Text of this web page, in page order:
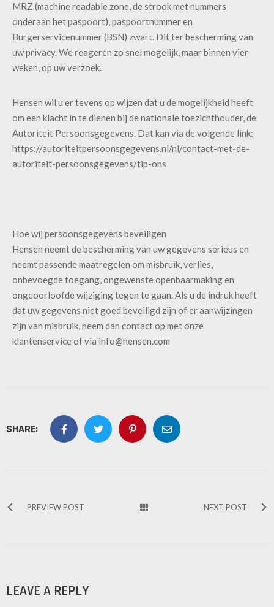
MRZ (machine readable zone, de strook met nummers
onderaan het paspoort), paspoortnummer en
Burgerservicenummer (BSN) zwart. Dit ter bescherming van
uw privacy. We reageren zo snel mogelijk, maar binnen vier
weken, op uw verzoek.
Hensen wil u er tevens op wijzen dat u de mogelijkheid heeft
om een klacht in te dienen bij de nationale toezichthouder, de
Autoriteit Persoonsgegevens. Dat kan via de volgende link:
https://autoriteitpersoonsgegevens.nl/nl/contact-met-de-
autoriteit-persoonsgegevens/tip-ons
Hoe wij persoonsgegevens beveiligen
Hensen neemt de bescherming van uw gegevens serieus en
neemt passende maatregelen om misbruik, verlies,
onbevoegde toegang, ongewenste openbaarmaking en
ongeoorloofde wijziging tegen te gaan. Als u de indruk heeft
dat uw gegevens niet goed beveiligd zijn of er aanwijzingen
zijn van misbruik, neem dan contact op met onze
klantenservice of via info@hensen.com
SHARE:
PREVIEW POST NEXT POST
LEAVE A REPLY